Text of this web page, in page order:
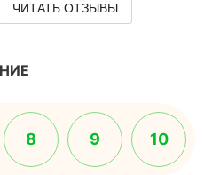
ЧИТАТЬ ОТЗЫВЫ
8 9 10